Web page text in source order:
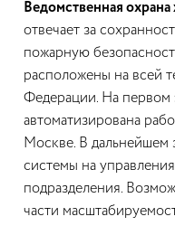
Ведомственная
отвечает за
пожарную
расположены на всей
Федерации. На
автоматизирована
Москве. В дальнейшем
системы на
подразделения.
части